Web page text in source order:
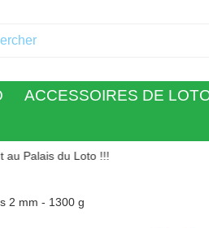
ACCESSOIRES DE
Loto !!!
2 mm - 1300 g